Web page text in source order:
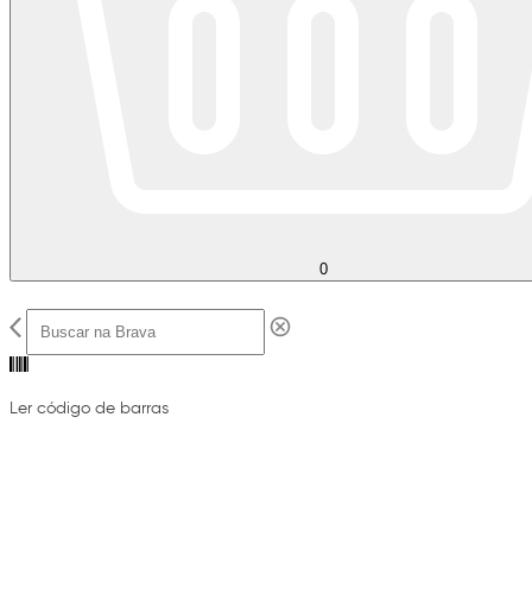
0
Ler código de barras